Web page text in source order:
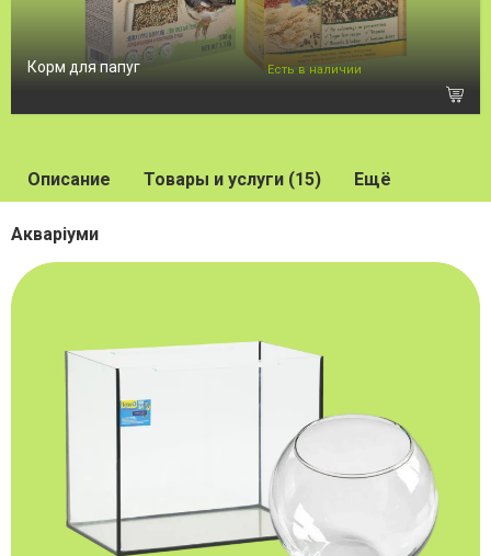
Корм для папуг Есть в наличии
Описание Товары и услуги (15) Ещё
Акваріуми